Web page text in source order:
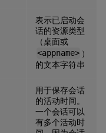
表示已启动会
话的资源类型
（桌面或
<appname> ）
的文本字符串
用于保存会话
的活动时间。
一个会话可以
有多个活动时